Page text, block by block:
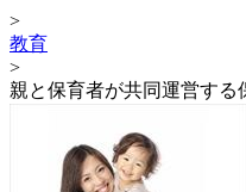
>
教育
>
親と保育者が共同運営する